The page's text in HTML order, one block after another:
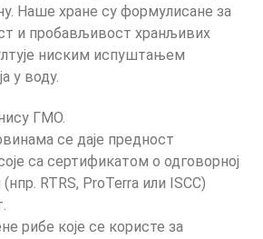
Наше хране су формулисане за
и пробављивост хранљивих
ниским испуштањем
у воду.
ГМО.
се даје предност
са сертификатом о одговорној
RTRS, ProTerra или ISCC)
рибе које се користе за